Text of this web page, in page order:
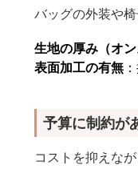
バッグの外装や
生地の厚み（オ
表面加工の有無
予算に制約が
コストを抑えな